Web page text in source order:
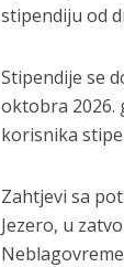
stipendiju od
Stipendije se
oktobra 2026.
korisnika
Zahtjevi sa
Jezero, u